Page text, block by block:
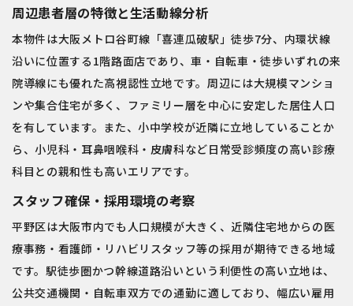
周辺患者層の特徴と生活動線分析
本物件は大阪メトロ谷町線「喜連瓜破駅」徒歩7分、内環状線
沿いに位置する1階路面店であり、車・自転車・徒歩いずれの来
院導線にも優れた高視認性立地です。周辺には大規模マンショ
ンや集合住宅が多く、ファミリー層を中心に安定した居住人口
を有しています。また、小中学校が近隣に立地していることか
ら、小児科・耳鼻咽喉科・皮膚科など日常受診頻度の高い診療
科目との親和性も高いエリアです。
スタッフ確保・採用環境の考察
平野区は大阪市内でも人口規模が大きく、近隣住宅地からの医
療事務・看護師・リハビリスタッフ等の採用が期待できる地域
です。駅徒歩圏かつ幹線道路沿いという利便性の高い立地は、
公共交通機関・自転車双方での通勤に適しており、幅広い雇用